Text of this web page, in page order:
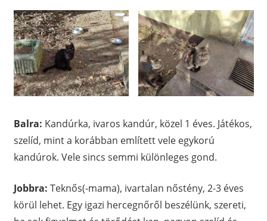
Balra: Kandúrka, ivaros kandúr, közel 1 éves. Játékos,
szelíd, mint a korábban említett vele egykorú
kandúrok. Vele sincs semmi különleges gond.
Jobbra: Teknős(-mama), ivartalan nőstény, 2-3 éves
körül lehet. Egy igazi hercegnőről beszélünk, szereti,